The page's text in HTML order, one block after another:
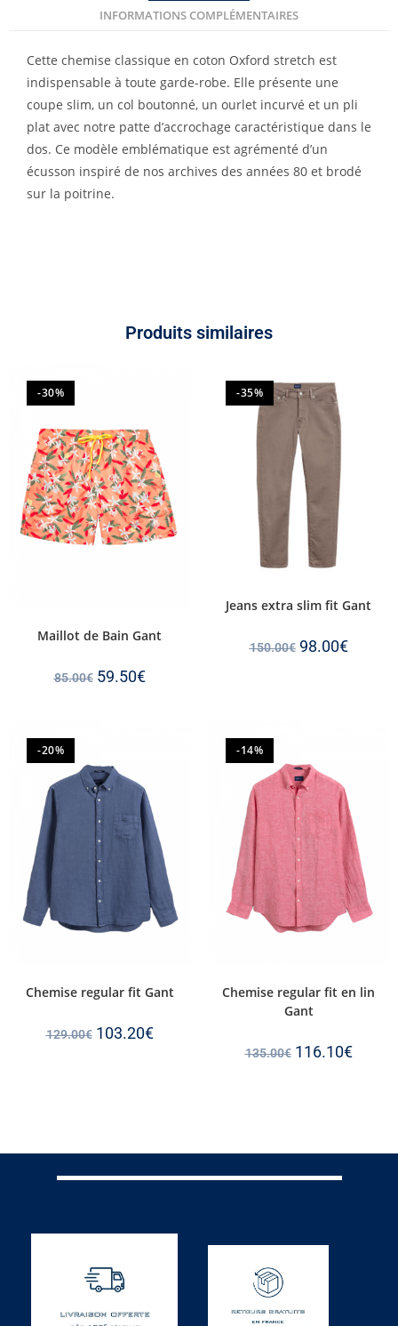
INFORMATIONS COMPLÉMENTAIRES
Cette chemise classique en coton Oxford stretch est
indispensable à toute garde-robe. Elle présente une
coupe slim, un col boutonné, un ourlet incurvé et un pli
plat avec notre patte d’accrochage caractéristique dans le
dos. Ce modèle emblématique est agrémenté d’un
écusson inspiré de nos archives des années 80 et brodé
sur la poitrine.
Produits similaires
-30%
Maillot de Bain Gant
85.00€ 59.50€
-35%
Jeans extra slim fit Gant
150.00€ 98.00€
-20%
Chemise regular fit Gant
129.00€ 103.20€
-14%
Chemise regular fit en lin
Gant
135.00€ 116.10€